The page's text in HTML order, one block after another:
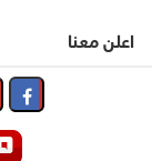
اعلن معنا